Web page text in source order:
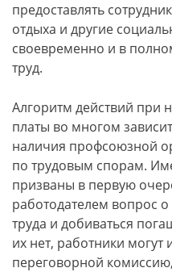
предоставлять
отдыха и другие
своевременно и в
труд.
Алгоритм действий при
платы во многом
наличия профсоюзной
по трудовым спорам.
призваны в первую
работодателем вопрос
труда и добиваться
их нет, работники
переговорной